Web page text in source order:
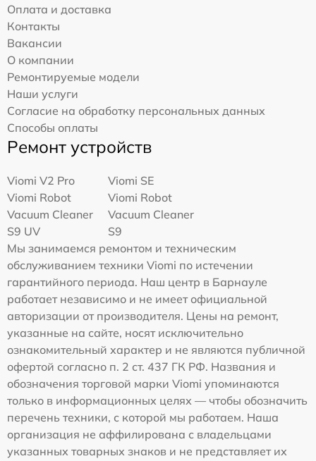
Оплата и доставка
Контакты
Вакансии
О компании
Ремонтируемые модели
Наши услуги
Согласие на обработку персональных данных
Способы оплаты
Ремонт устройств
Viomi V2 Pro
Viomi SE
Viomi Robot
Vacuum Cleaner
S9 UV
Viomi Robot
Vacuum Cleaner
S9
Мы занимаемся ремонтом и техническим
обслуживанием техники Viomi по истечении
гарантийного периода. Наш центр в Барнауле
работает независимо и не имеет официальной
авторизации от производителя. Цены на ремонт,
указанные на сайте, носят исключительно
ознакомительный характер и не являются публичной
офертой согласно п. 2 ст. 437 ГК РФ. Названия и
обозначения торговой марки Viomi упоминаются
только в информационных целях — чтобы обозначить
перечень техники, с которой мы работаем. Наша
организация не аффилирована с владельцами
указанных товарных знаков и не представляет их